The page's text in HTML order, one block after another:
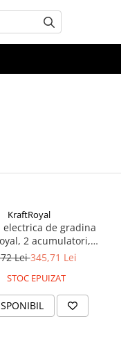
KraftRoyal
electrica de gradina
2 acumulatori,
36V, 8Ah
Lei345,71 Lei
STOC EPUIZAT